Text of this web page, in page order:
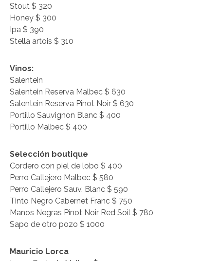
Stout $ 320
Honey $ 300
Ipa $ 390
Stella artois $ 310
Vinos:
Salentein
Salentein Reserva Malbec $ 630
Salentein Reserva Pinot Noir $ 630
Portillo Sauvignon Blanc $ 400
Portillo Malbec $ 400
Selección boutique
Cordero con piel de lobo $ 400
Perro Callejero Malbec $ 580
Perro Callejero Sauv. Blanc $ 590
Tinto Negro Cabernet Franc $ 750
Manos Negras Pinot Noir Red Soil $ 780
Sapo de otro pozo $ 1000
Mauricio Lorca